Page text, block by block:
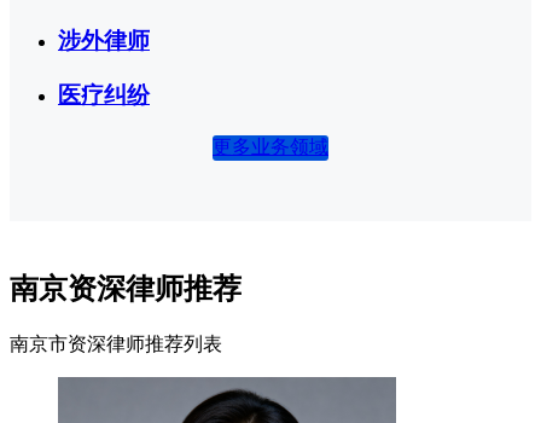
涉外律师
医疗纠纷
更多业务领域
南京资深律师推荐
南京市资深律师推荐列表